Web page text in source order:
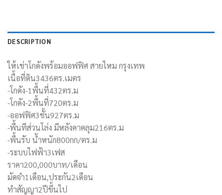
DESCRIPTION
ให้เช่าโกดังพร้อมออฟฟิศ สายไหม กรุงเทพ
เนื้อที่ดิน3436ตร.เมตร
-โกดัง-1พื้นที่432ตร.ม
-โกดัง-2พื้นที่720ตร.ม
-ออฟฟิศ3ชั้น927ตร.ม
-พื้นทีส่วนโล่ง มีหลังคาคลุม216ตร.ม
-พื้นรับ น้ำหนัก800กก/ตร.ม
-ระบบไฟฟ้า3เฟส
ราคา200,000บาท/เดือน
มัดจำ1เดือน,ประกัน2เดือน
ทำสัญญา2ปีขึ้นไป